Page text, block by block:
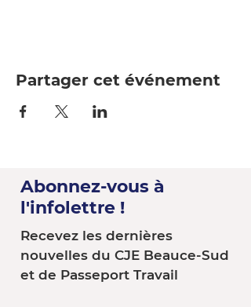
Partager cet événement
Abonnez-vous à
l'infolettre !
Recevez les dernières
nouvelles du CJE Beauce-Sud
et de Passeport Travail